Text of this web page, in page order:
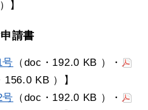
】
請書
号 （doc・192.0 KB ）・
156.0 KB ）】
号 （doc・192.0 KB ）・